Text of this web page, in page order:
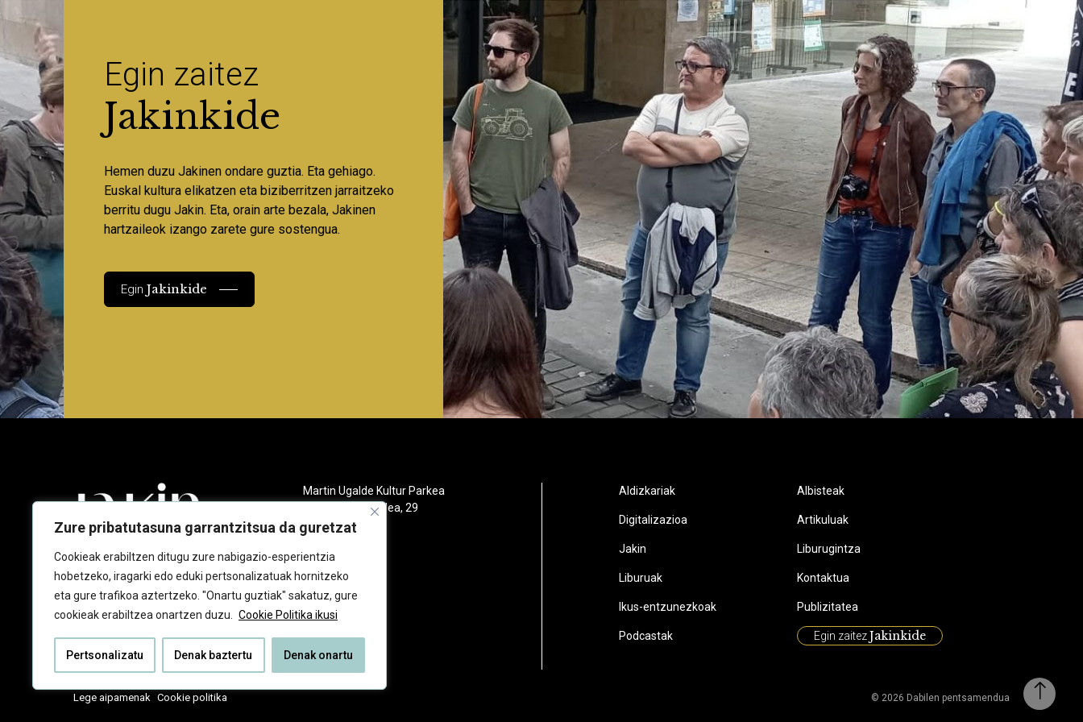
Zure pribatutasuna garrantzitsua da guretzat
Cookieak erabiltzen ditugu zure nabigazio-esperientzia
hobetzeko, iragarki edo eduki pertsonalizatuak hornitzeko
eta gure trafikoa aztertzeko. "Onartu guztiak" sakatuz, gure
cookieak erabiltzea onartzen duzu.
Cookie Politika ikusi
Pertsonalizatu Denak baztertu Denak onartu
Egin zaitez
Jakinkide
Hemen duzu Jakinen ondare guztia. Eta gehiago.
Euskal kultura elikatzen eta biziberritzen jarraitzeko
berritu dugu Jakin. Eta, orain arte bezala, Jakinen
hartzaileok izango zarete gure sostengua.
EginJakinkide
Martin Ugalde Kultur Parkea
Gudarien etorbidea, 29
20140 Andoain
943 218 092
jakin@jakin.eus
Aldizkariak
Digitalizazioa
Jakin
Liburuak
Ikus-entzunezkoak
Podcastak
Albisteak
Artikuluak
Liburugintza
Kontaktua
Publizitatea
Egin zaitezJakinkide
Lege aipamenak Cookie politika © 2026 Dabilen pentsamendua